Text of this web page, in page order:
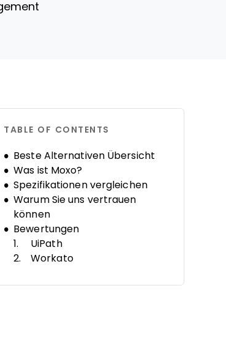
TABLE OF CONTENTS
Beste Alternativen Übersicht
Was ist Moxo?
Spezifikationen vergleichen
Warum Sie uns vertrauen
können
Bewertungen
UiPath
Workato
Appian